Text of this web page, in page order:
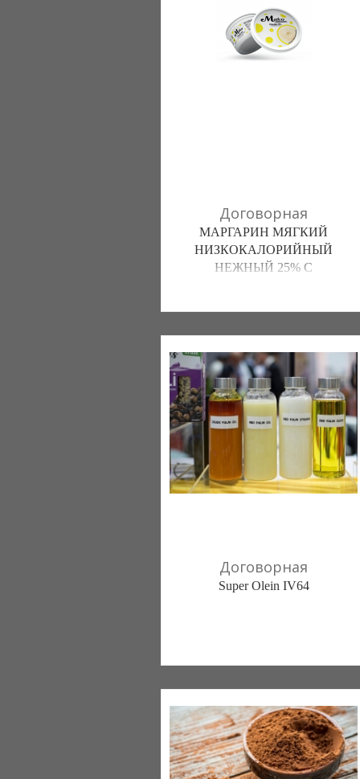
Договорная
МАРГАРИН МЯГКИЙ
НИЗКОКАЛОРИЙНЫЙ
НЕЖНЫЙ 25% С
067 3340211
050 4381044
098 2667921
Договорная
Super Olein IV64
+38670 161576
+386(40) 628362